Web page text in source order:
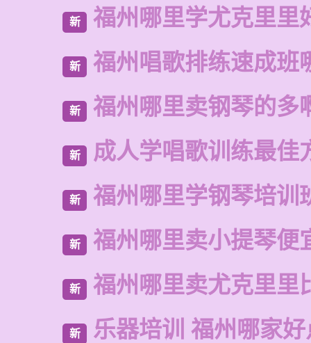
新 福州哪里学尤克里里
新 福州唱歌排练速成班
新 福州哪里卖钢琴的多
新 成人学唱歌训练最佳
新 福州哪里学钢琴培训
新 福州哪里卖小提琴便
新 福州哪里卖尤克里里
新 乐器培训 福州哪家好